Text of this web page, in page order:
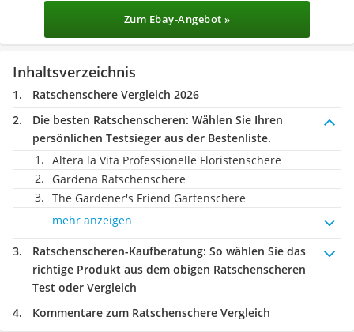
Zum Ebay-Angebot »
Inhaltsverzeichnis
Ratschenschere Vergleich 2026
Die besten Ratschenscheren: Wählen Sie Ihren
persönlichen Testsieger aus der Bestenliste.
Altera la Vita Professionelle Floristenschere
Gardena Ratschenschere
The Gardener's Friend Gartenschere
mehr anzeigen
Ratschenscheren-Kaufberatung: So wählen Sie das
richtige Produkt aus dem obigen Ratschenscheren
Test oder Vergleich
Kommentare zum Ratschenschere Vergleich